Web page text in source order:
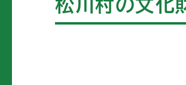
松川村の文化